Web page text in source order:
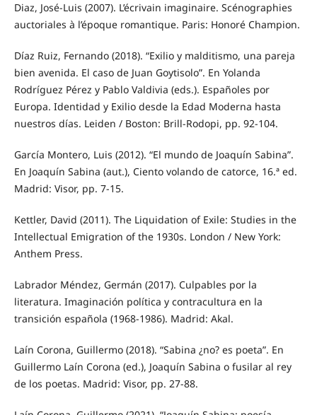
Diaz, José-Luis (2007). L’écrivain imaginaire. Scénographies
auctoriales à l’époque romantique. Paris: Honoré Champion.
Díaz Ruiz, Fernando (2018). “Exilio y malditismo, una pareja
bien avenida. El caso de Juan Goytisolo”. En Yolanda
Rodríguez Pérez y Pablo Valdivia (eds.). Españoles por
Europa. Identidad y Exilio desde la Edad Moderna hasta
nuestros días. Leiden / Boston: Brill-Rodopi, pp. 92-104.
García Montero, Luis (2012). “El mundo de Joaquín Sabina”.
En Joaquín Sabina (aut.), Ciento volando de catorce, 16.ª ed.
Madrid: Visor, pp. 7-15.
Kettler, David (2011). The Liquidation of Exile: Studies in the
Intellectual Emigration of the 1930s. London / New York:
Anthem Press.
Labrador Méndez, Germán (2017). Culpables por la
literatura. Imaginación política y contracultura en la
transición española (1968-1986). Madrid: Akal.
Laín Corona, Guillermo (2018). “Sabina ¿no? es poeta”. En
Guillermo Laín Corona (ed.), Joaquín Sabina o fusilar al rey
de los poetas. Madrid: Visor, pp. 27-88.